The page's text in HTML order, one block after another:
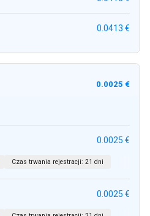
0.0413 €
0.0025 €
0.0025 €
Czas trwania rejestracji: 21 dni
0.0025 €